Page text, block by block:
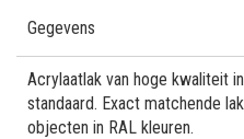
Gegevens
Acrylaatlak van hoge kwaliteit
standaard. Exact matchende
objecten in RAL kleuren.